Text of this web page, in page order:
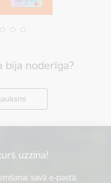
bija noderīga?
uzzina!
savā e-pastā.